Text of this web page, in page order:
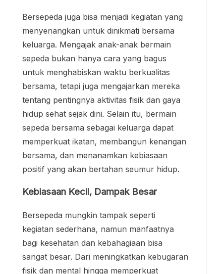
Bersepeda juga bisa menjadi kegiatan yang
menyenangkan untuk dinikmati bersama
keluarga. Mengajak anak-anak bermain
sepeda bukan hanya cara yang bagus
untuk menghabiskan waktu berkualitas
bersama, tetapi juga mengajarkan mereka
tentang pentingnya aktivitas fisik dan gaya
hidup sehat sejak dini. Selain itu, bermain
sepeda bersama sebagai keluarga dapat
memperkuat ikatan, membangun kenangan
bersama, dan menanamkan kebiasaan
positif yang akan bertahan seumur hidup.
Kebiasaan Kecil, Dampak Besar
Bersepeda mungkin tampak seperti
kegiatan sederhana, namun manfaatnya
bagi kesehatan dan kebahagiaan bisa
sangat besar. Dari meningkatkan kebugaran
fisik dan mental hingga memperkuat